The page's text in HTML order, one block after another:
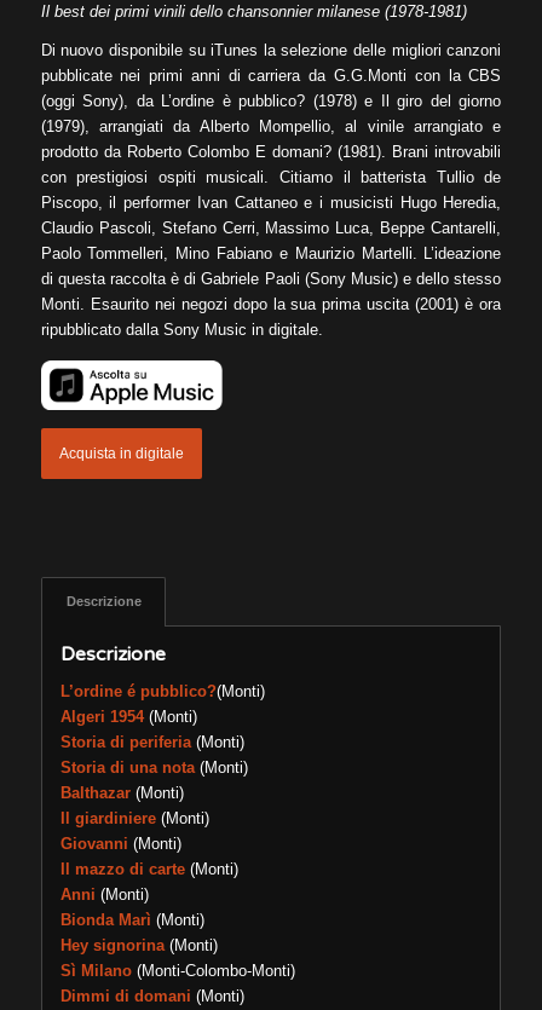
Il best dei primi vinili dello chansonnier milanese (1978-1981)
Di nuovo disponibile su iTunes la selezione delle migliori canzoni
pubblicate nei primi anni di carriera da G.G.Monti con la CBS
(oggi Sony), da L’ordine è pubblico? (1978) e Il giro del giorno
(1979), arrangiati da Alberto Mompellio, al vinile arrangiato e
prodotto da Roberto Colombo E domani? (1981). Brani introvabili
con prestigiosi ospiti musicali. Citiamo il batterista Tullio de
Piscopo, il performer Ivan Cattaneo e i musicisti Hugo Heredia,
Claudio Pascoli, Stefano Cerri, Massimo Luca, Beppe Cantarelli,
Paolo Tommelleri, Mino Fabiano e Maurizio Martelli. L’ideazione
di questa raccolta è di Gabriele Paoli (Sony Music) e dello stesso
Monti. Esaurito nei negozi dopo la sua prima uscita (2001) è ora
ripubblicato dalla Sony Music in digitale.
Acquista in digitale
Descrizione
Descrizione
L’ordine é pubblico?(Monti)
Algeri 1954(Monti)
Storia di periferia(Monti)
Storia di una nota(Monti)
Balthazar (Monti)
Il giardiniere(Monti)
Giovanni (Monti)
Il mazzo di carte(Monti)
Anni (Monti)
Bionda Marì (Monti)
Hey signorina(Monti)
Sì Milano(Monti-Colombo-Monti)
Dimmi di domani (Monti)